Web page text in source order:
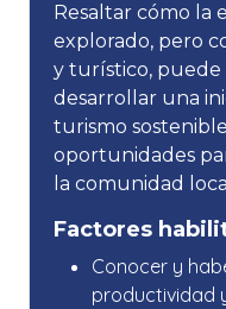
Resaltar cómo la
explorado, pero
y turístico, puede
desarrollar una
turismo
oportunidades
la comunidad
Factores
Conocer y
productividad